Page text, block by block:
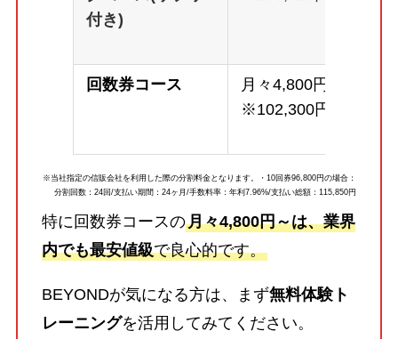
付き)
回数券コース
月々4,800円～
※102,300円
※当社指定の信販会社を利用した際の分割料金となります。・10回券96,800円の場合：
分割回数：24回/支払い期間：24ヶ月/手数料率：年利7.96%/支払い総額：115,850円
特に回数券コースの月々4,800円～は、業界
内でも最安値級で良心的です。
BEYONDが気になる方は、まず無料体験ト
レーニングを活用してみてください。